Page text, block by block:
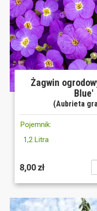
Żagwin
Blue'
(Aubrieta
Pojemnik:
1,2 Litra
8,00 zł